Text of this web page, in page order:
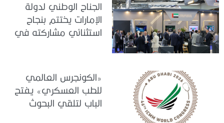
الجناح الوطني لدولة
الإمارات يختتم بنجاح
استثنائي مشاركته في
«الكونجرس العالمي
للطب العسكري» يفتح
الباب لتلقي البحوث